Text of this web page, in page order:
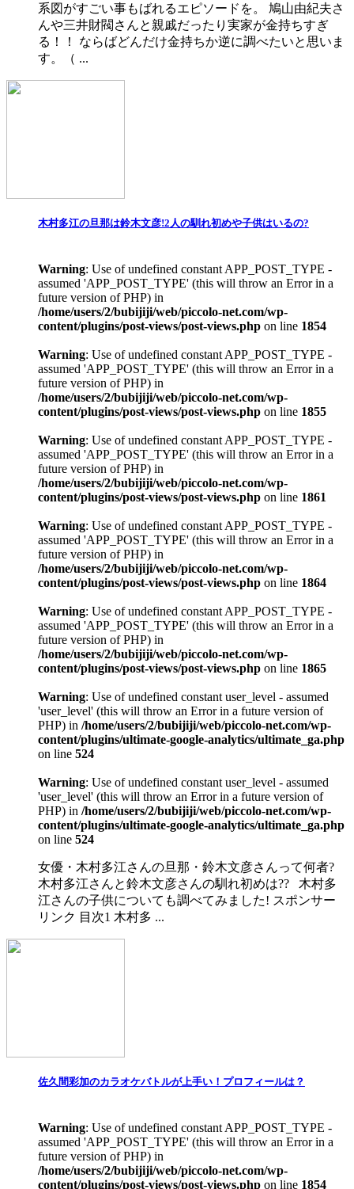
系図がすごい事もばれるエピソードを。 鳩山由紀夫さ
んや三井財閥さんと親戚だったり実家が金持ちすぎ
る！！ ならばどんだけ金持ちか逆に調べたいと思いま
す。（ ...
木村多江の旦那は鈴木文彦!2人の馴れ初めや子供はいるの?
Warning: Use of undefined constant APP_POST_TYPE -
assumed 'APP_POST_TYPE' (this will throw an Error in a
future version of PHP) in
/home/users/2/bubijiji/web/piccolo-net.com/wp-
content/plugins/post-views/post-views.php on line 1854
Warning: Use of undefined constant APP_POST_TYPE -
assumed 'APP_POST_TYPE' (this will throw an Error in a
future version of PHP) in
/home/users/2/bubijiji/web/piccolo-net.com/wp-
content/plugins/post-views/post-views.php on line 1855
Warning: Use of undefined constant APP_POST_TYPE -
assumed 'APP_POST_TYPE' (this will throw an Error in a
future version of PHP) in
/home/users/2/bubijiji/web/piccolo-net.com/wp-
content/plugins/post-views/post-views.php on line 1861
Warning: Use of undefined constant APP_POST_TYPE -
assumed 'APP_POST_TYPE' (this will throw an Error in a
future version of PHP) in
/home/users/2/bubijiji/web/piccolo-net.com/wp-
content/plugins/post-views/post-views.php on line 1864
Warning: Use of undefined constant APP_POST_TYPE -
assumed 'APP_POST_TYPE' (this will throw an Error in a
future version of PHP) in
/home/users/2/bubijiji/web/piccolo-net.com/wp-
content/plugins/post-views/post-views.php on line 1865
Warning: Use of undefined constant user_level - assumed
'user_level' (this will throw an Error in a future version of
PHP) in /home/users/2/bubijiji/web/piccolo-net.com/wp-
content/plugins/ultimate-google-analytics/ultimate_ga.php
on line 524
Warning: Use of undefined constant user_level - assumed
'user_level' (this will throw an Error in a future version of
PHP) in /home/users/2/bubijiji/web/piccolo-net.com/wp-
content/plugins/ultimate-google-analytics/ultimate_ga.php
on line 524
女優・木村多江さんの旦那・鈴木文彦さんって何者?
木村多江さんと鈴木文彦さんの馴れ初めは?? 木村多
江さんの子供についても調べてみました! スポンサー
リンク 目次1 木村多 ...
佐久間彩加のカラオケバトルが上手い！プロフィールは？
Warning: Use of undefined constant APP_POST_TYPE -
assumed 'APP_POST_TYPE' (this will throw an Error in a
future version of PHP) in
/home/users/2/bubijiji/web/piccolo-net.com/wp-
content/plugins/post-views/post-views.php on line 1854